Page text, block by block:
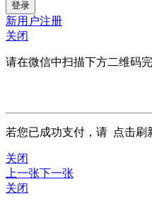
新用户注册
关闭
请在微信中扫描下方二维码
若您已成功支付，请 点击刷
关闭
上一张下一张
关闭